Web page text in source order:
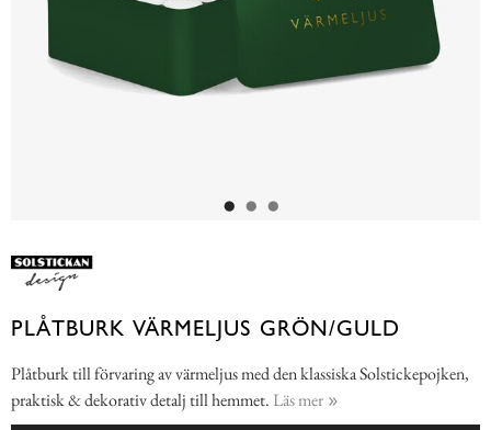
PLÅTBURK VÄRMELJUS GRÖN/GULD
Plåtburk till förvaring av värmeljus med den klassiska Solstickepojken,
praktisk & dekorativ detalj till hemmet. Läs mer